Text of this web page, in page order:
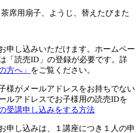
席用扇子、ようじ、替えたびまた
申し込みいただけます。ホームペー
「読売ID」の登録が必要です。詳
方へ」 をご覧ください。
様がメールアドレスをお持ちでない
ルアドレスでお子様用の読売IDを
受講申し込みをする方法
申し込みは、１講座につき１人の申